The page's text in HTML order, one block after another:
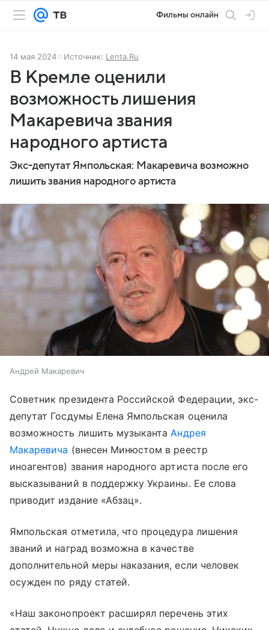
Фильмы онлайн
14 мая 2024 Источник: Lenta.Ru
В Кремле оценили
возможность лишения
Макаревича звания
народного артиста
Экс-депутат Ямпольская: Макаревича возможно
лишить звания народного артиста
Андрей Макаревич
Советник президента Российской Федерации, экс-
депутат Госдумы Елена Ямпольская оценила
возможность лишить музыканта Андрея
Макаревича (внесен Минюстом в реестр
иноагентов) звания народного артиста после его
высказываний в поддержку Украины. Ее слова
приводит издание «Абзац».
Ямпольская отметила, что процедура лишения
званий и наград возможна в качестве
дополнительной меры наказания, если человек
осужден по ряду статей.
«Наш законопроект расширял перечень этих